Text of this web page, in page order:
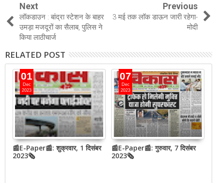
Next
लॉकडाउन : बांद्रा स्टेशन के बाहर
उमड़ा मजदूरों का सैलाब, पुलिस ने
किया लाठीचार्ज
Previous
3 मई तक लाॅक डाऊन जारी रहेगा-
मोदी
RELATED POST
01
Dec
2023
📰E-Paper📰: शुक्रवार, 1 दिसंबर
2023🗞
07
Dec
2023
📰E-Paper📰: गुरुवार, 7 दिसंबर
2023🗞